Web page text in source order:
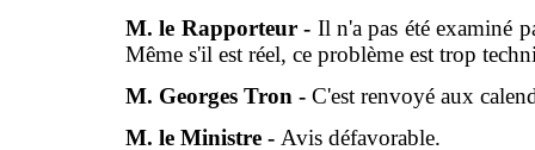
M. le Rapporteur - Il n'a pas été examiné
Même s'il est réel, ce problème est trop
M. Georges Tron - C'est renvoyé aux
M. le Ministre - Avis défavorable.